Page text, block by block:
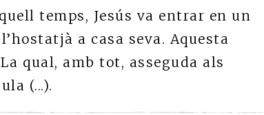
temps, Jesús va entrar en un
a casa seva. Aquesta
qual, amb tot, asseguda als
(...).